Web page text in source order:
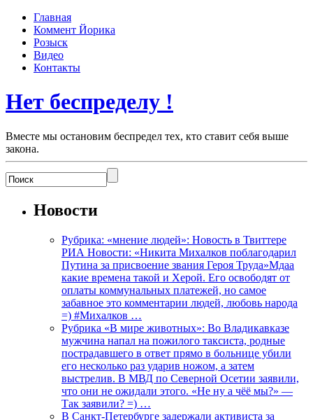
Главная
Коммент Йорика
Розыск
Видео
Контакты
Нет беспределу !
Вместе мы остановим беспредел тех, кто ставит себя выше
закона.
Новости
Рубрика: «мнение людей»: Новость в Твиттере
РИА Новости: «Никита Михалков поблагодарил
Путина за присвоение звания Героя Труда»Мдаа
какие времена такой и Херой. Его освободят от
оплаты коммунальных платежей, но самое
забавное это комментарии людей, любовь народа
=) #Михалков …
Рубрика «В мире животных»: Во Владикавказе
мужчина напал на пожилого таксиста, родные
пострадавшего в ответ прямо в больнице убили
его несколько раз ударив ножом, а затем
выстрелив. В МВД по Северной Осетии заявили,
что они не ожидали этого. «Не ну а чёё мы?» —
Так заявили? =) …
В Санкт-Петербурге задержали активиста за